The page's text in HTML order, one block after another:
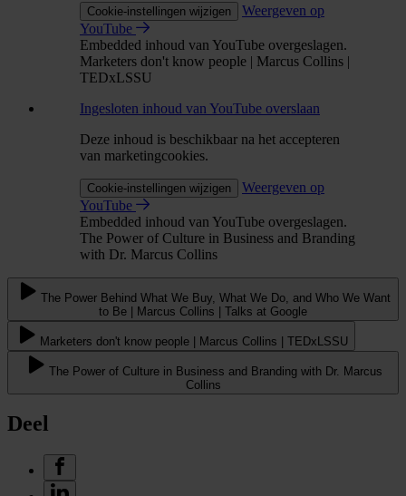
Cookie-instellingen wijzigen
Weergeven op
YouTube
Embedded inhoud van YouTube overgeslagen.
Marketers don't know people | Marcus Collins |
TEDxLSSU
Ingesloten inhoud van YouTube overslaan
Deze inhoud is beschikbaar na het accepteren
van marketingcookies.
Cookie-instellingen wijzigen
Weergeven op
YouTube
Embedded inhoud van YouTube overgeslagen.
The Power of Culture in Business and Branding
with Dr. Marcus Collins
The Power Behind What We Buy, What We Do, and Who We Want
to Be | Marcus Collins | Talks at Google
Marketers don't know people | Marcus Collins | TEDxLSSU
The Power of Culture in Business and Branding with Dr. Marcus
Collins
Deel